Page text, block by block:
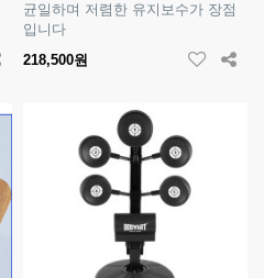
균일하며 저렴한 유지보수가 장점
입니다
218,500원